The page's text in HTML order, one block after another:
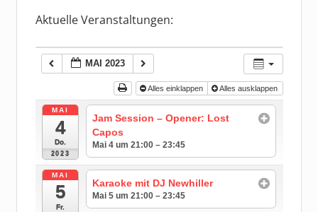
Aktuelle Veranstaltungen:
MAI 2023
Alles einklappen Alles ausklappen
MAI
4
Do.
2023
Jam Session – Opener: Lost
Capos
Mai 4 um 21:00 – 23:45
MAI
5
Fr.
Karaoke mit DJ Newhiller
Mai 5 um 21:00 – 23:45